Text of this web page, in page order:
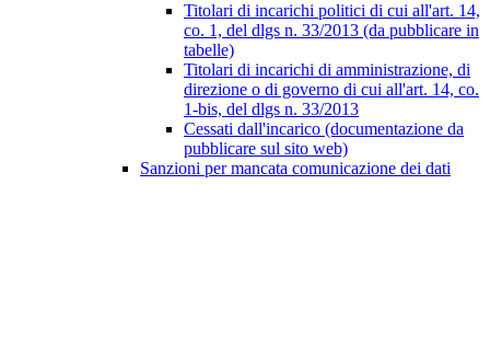
Titolari di incarichi politici di cui all'art. 14,
co. 1, del dlgs n. 33/2013 (da pubblicare in
tabelle)
Titolari di incarichi di amministrazione, di
direzione o di governo di cui all'art. 14, co.
1-bis, del dlgs n. 33/2013
Cessati dall'incarico (documentazione da
pubblicare sul sito web)
Sanzioni per mancata comunicazione dei dati